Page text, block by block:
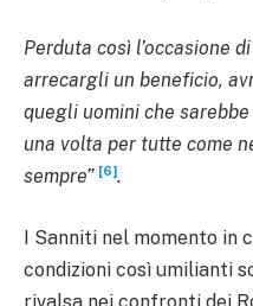
Perduta così l’occasione
arrecargli un beneficio,
quegli uomini che
una volta per tutte come
sempre” [6].
I Sanniti nel momento in
condizioni così umilianti